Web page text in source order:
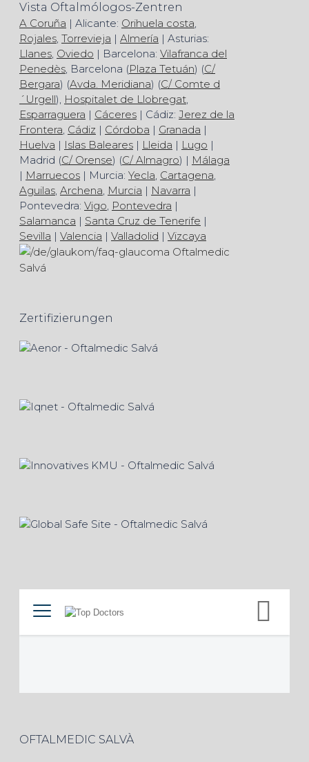
z. B.die Laserbehandlung (Argon-Laser-
Trabekuloplastik)unddie chirurgische
Behandlung (Trabekulektomie).
Vista Oftalmólogos-Zentren
A Coruña | Alicante: Orihuela costa,
Rojales, Torrevieja | Almería | Asturias:
Llanes, Oviedo | Barcelona: Vilafranca del
Penedès, Barcelona (Plaza Tetuán) (C/
Bergara) (Avda. Meridiana) (C/ Comte d
´Urgell), Hospitalet de Llobregat,
Esparraguera | Cáceres | Cádiz: Jerez de la
Frontera, Cádiz | Córdoba | Granada |
Huelva | Islas Baleares | Lleida | Lugo |
Madrid (C/ Orense) (C/ Almagro) | Málaga
| Marruecos | Murcia: Yecla, Cartagena,
Aguilas, Archena, Murcia | Navarra |
Pontevedra: Vigo, Pontevedra |
Salamanca | Santa Cruz de Tenerife |
Sevilla | Valencia | Valladolid | Vizcaya
Zertifizierungen
OFTALMEDIC SALVÀ